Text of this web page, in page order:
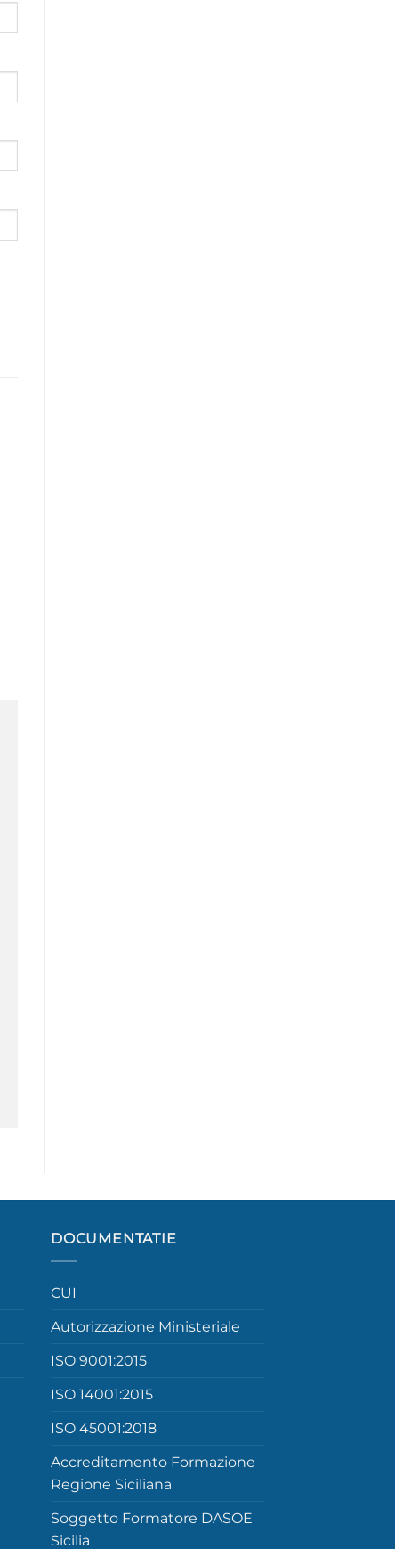
DOCUMENTATIE
CUI
Autorizzazione Ministeriale
ISO 9001:2015
ISO 14001:2015
ISO 45001:2018
Accreditamento Formazione
Regione Siciliana
Soggetto Formatore DASOE
Sicilia